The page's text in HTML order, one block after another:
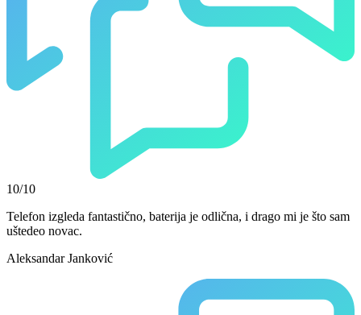
10/10
Telefon izgleda fantastično, baterija je odlična, i drago mi je što sam
uštedeo novac.
Aleksandar Janković